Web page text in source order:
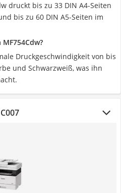
druckt bis zu 33 DIN A4-Seiten
bis zu 60 DIN A5-Seiten im
Druckgeschwindigkeit von bis
und Schwarzweiß, was ihn